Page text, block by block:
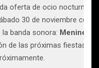
oferta de ocio nocturno.
30 de noviembre con
banda sonora: Menine,
de las próximas fiestas se